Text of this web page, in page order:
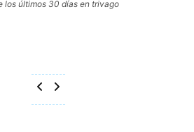
los últimos 30 días en trivago